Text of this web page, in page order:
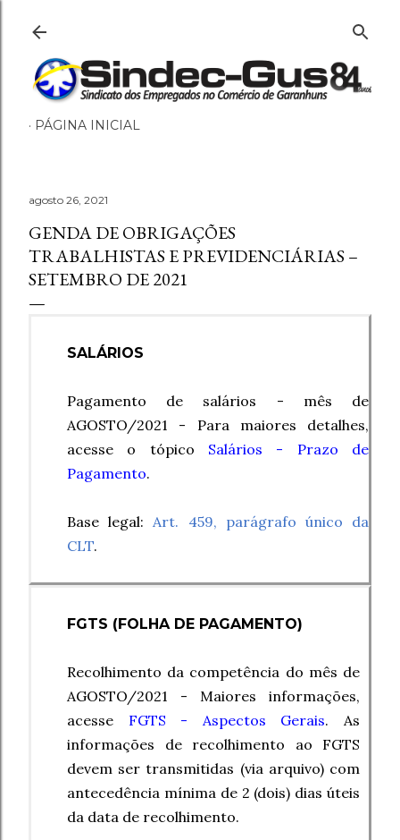
PÁGINA INICIAL
agosto 26, 2021
GENDA DE OBRIGAÇÕES
TRABALHISTAS E PREVIDENCIÁRIAS –
SETEMBRO DE 2021
SALÁRIOS
Pagamento de salários - mês de
AGOSTO/2021 - Para maiores detalhes,
acesse o tópico Salários - Prazo de
Pagamento.
Base legal:Art. 459, parágrafo único da
CLT.
FGTS (FOLHA DE PAGAMENTO)
Recolhimento da competência do mês de
AGOSTO/2021 - Maiores informações,
acesse FGTS - Aspectos Gerais. As
informações de recolhimento ao FGTS
devem ser transmitidas (via arquivo) com
antecedência mínima de 2 (dois) dias úteis
da data de recolhimento.